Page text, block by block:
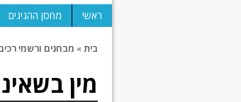
ראשי מחסן ההגיגים
בית» מבחנים ורשמי
מין